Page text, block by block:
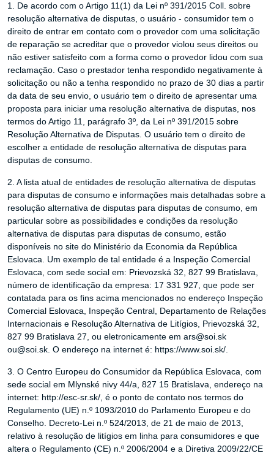
1. De acordo com o Artigo 11(1) da Lei nº 391/2015 Coll. sobre
resolução alternativa de disputas, o usuário - consumidor tem o
direito de entrar em contato com o provedor com uma solicitação
de reparação se acreditar que o provedor violou seus direitos ou
não estiver satisfeito com a forma como o provedor lidou com sua
reclamação. Caso o prestador tenha respondido negativamente à
solicitação ou não a tenha respondido no prazo de 30 dias a partir
da data de seu envio, o usuário tem o direito de apresentar uma
proposta para iniciar uma resolução alternativa de disputas, nos
termos do Artigo 11, parágrafo 3º, da Lei nº 391/2015 sobre
Resolução Alternativa de Disputas. O usuário tem o direito de
escolher a entidade de resolução alternativa de disputas para
disputas de consumo.
2. A lista atual de entidades de resolução alternativa de disputas
para disputas de consumo e informações mais detalhadas sobre a
resolução alternativa de disputas para disputas de consumo, em
particular sobre as possibilidades e condições da resolução
alternativa de disputas para disputas de consumo, estão
disponíveis no site do Ministério da Economia da República
Eslovaca. Um exemplo de tal entidade é a Inspeção Comercial
Eslovaca, com sede social em: Prievozská 32, 827 99 Bratislava,
número de identificação da empresa: 17 331 927, que pode ser
contatada para os fins acima mencionados no endereço Inspeção
Comercial Eslovaca, Inspeção Central, Departamento de Relações
Internacionais e Resolução Alternativa de Litígios, Prievozská 32,
827 99 Bratislava 27, ou eletronicamente em ars@soi.sk
ou@soi.sk. O endereço na internet é: https://www.soi.sk/.
3. O Centro Europeu do Consumidor da República Eslovaca, com
sede social em Mlynské nivy 44/a, 827 15 Bratislava, endereço na
internet: http://esc-sr.sk/, é o ponto de contato nos termos do
Regulamento (UE) n.º 1093/2010 do Parlamento Europeu e do
Conselho. Decreto-Lei n.º 524/2013, de 21 de maio de 2013,
relativo à resolução de litígios em linha para consumidores e que
altera o Regulamento (CE) n.º 2006/2004 e a Diretiva 2009/22/CE